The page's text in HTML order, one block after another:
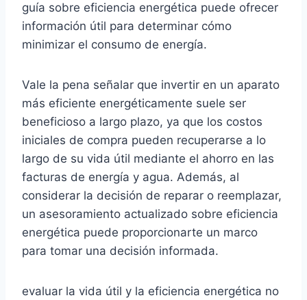
guía sobre eficiencia energética puede ofrecer
información útil para determinar cómo
minimizar el consumo de energía.
Vale la pena señalar que invertir en un aparato
más eficiente energéticamente suele ser
beneficioso a largo plazo, ya que los costos
iniciales de compra pueden recuperarse a lo
largo de su vida útil mediante el ahorro en las
facturas de energía y agua. Además, al
considerar la decisión de reparar o reemplazar,
un asesoramiento actualizado sobre eficiencia
energética puede proporcionarte un marco
para tomar una decisión informada.
evaluar la vida útil y la eficiencia energética no